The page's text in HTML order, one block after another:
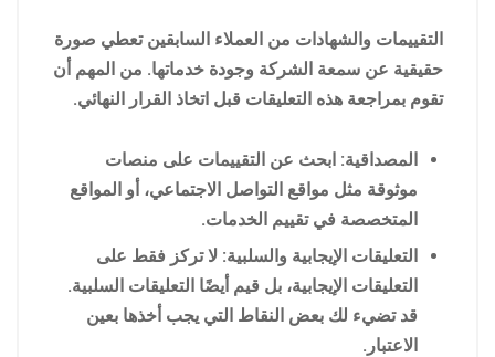
التقييمات والشهادات من العملاء السابقين تعطي صورة
حقيقية عن سمعة الشركة وجودة خدماتها. من المهم أن
تقوم بمراجعة هذه التعليقات قبل اتخاذ القرار النهائي.
المصداقية: ابحث عن التقييمات على منصات
موثوقة مثل مواقع التواصل الاجتماعي، أو المواقع
المتخصصة في تقييم الخدمات.
التعليقات الإيجابية والسلبية: لا تركز فقط على
التعليقات الإيجابية، بل قيم أيضًا التعليقات السلبية.
قد تضيء لك بعض النقاط التي يجب أخذها بعين
الاعتبار.